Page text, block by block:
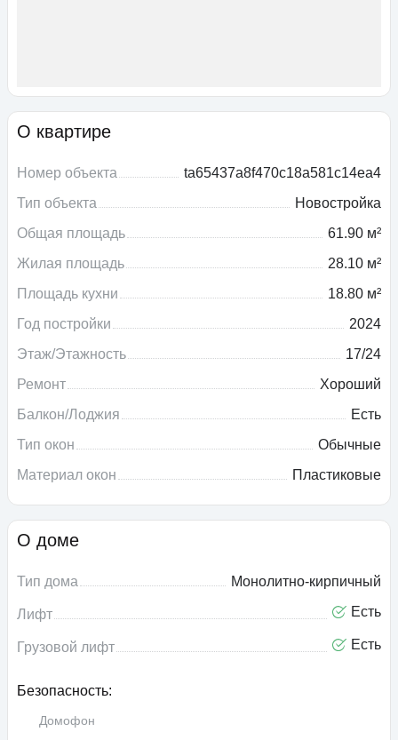
О квартире
Номер объекта
ta65437a8f470c18a581c14ea4
Тип объекта
Новостройка
Общая площадь
61.90 м²
Жилая площадь
28.10 м²
Площадь кухни
18.80 м²
Год постройки
2024
Этаж/Этажность
17/24
Ремонт
Хороший
Балкон/Лоджия
Есть
Тип окон
Обычные
Материал окон
Пластиковые
О доме
Тип дома Монолитно-кирпичный
Лифт Есть
Грузовой лифт Есть
Безопасность:
Домофон